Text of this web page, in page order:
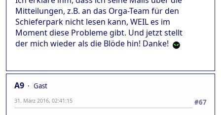
Mitteilungen, z.B. an das Orga-Team für den
Schieferpark nicht lesen kann, WEIL es im
Moment diese Probleme gibt. Und jetzt stellt
der mich wieder als die Blöde hin! Danke!
A9
Gast
#67
31. März 2016, 02:41:15